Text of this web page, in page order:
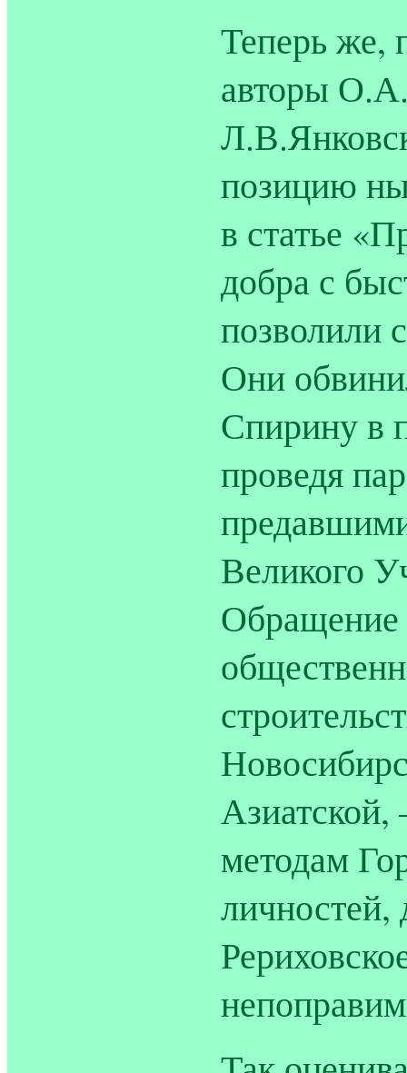
Теперь же,
авторы
позицию
в статье
добра с
позволили
Они
Спирину в
проведя
Великого
методам